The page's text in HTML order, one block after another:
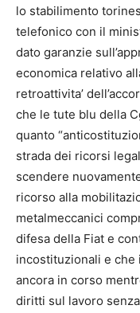
lo stabilimento
telefonico con il
dato garanzie
economica relativo
retroattivita’
che le tute blu della
quanto
strada dei ricorsi
scendere
ricorso alla
metalmeccanici
difesa della Fiat e
incostituzionali e
ancora in corso
diritti sul lavoro